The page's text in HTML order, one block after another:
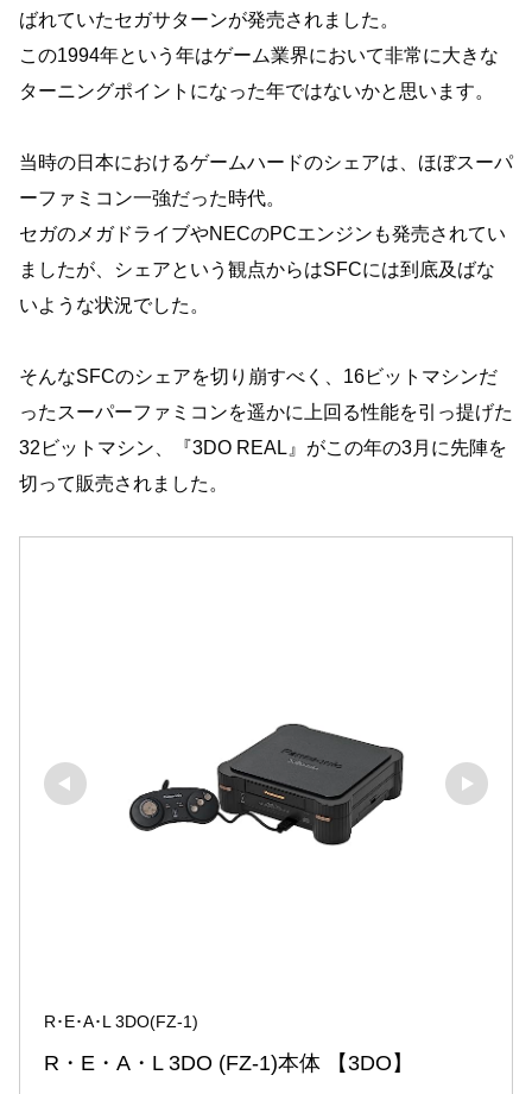
ばれていたセガサターンが発売されました。
この1994年という年はゲーム業界において非常に大きな
ターニングポイントになった年ではないかと思います。
当時の日本におけるゲームハードのシェアは、ほぼスーパ
ーファミコン一強だった時代。
セガのメガドライブやNECのPCエンジンも発売されてい
ましたが、シェアという観点からはSFCには到底及ばな
いような状況でした。
そんなSFCのシェアを切り崩すべく、16ビットマシンだ
ったスーパーファミコンを遥かに上回る性能を引っ提げた
32ビットマシン、『3DO REAL』がこの年の3月に先陣を
切って販売されました。
R･E･A･L 3DO(FZ-1)
R・E・A・L 3DO (FZ-1)本体 【3DO】